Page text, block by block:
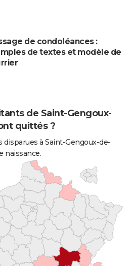
de condoléances :
de textes et modèle de
de Saint-Gengoux-
quittés ?
à Saint-Gengoux-de-
naissance.